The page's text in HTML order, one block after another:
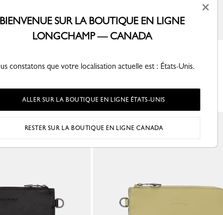
×
BIENVENUE SUR LA BOUTIQUE EN LIGNE
LONGCHAMP — CANADA
constatons que votre localisation actuelle est : États-Unis.
ALLER SUR LA BOUTIQUE EN LIGNE ÉTATS-UNIS
RESTER SUR LA BOUTIQUE EN LIGNE CANADA